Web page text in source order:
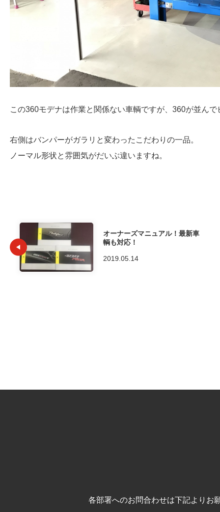
この360モデナは作業と関係ない車輌ですが、360が並ん
右側はバンパーがガラリと変わったこだわりの一品。
ノーマル形状と雰囲気がだいぶ違いますね。
オーナーズマニュアル！最新車
輌も対応！
2019.05.14
各部署へのお問合わせは下記よりお